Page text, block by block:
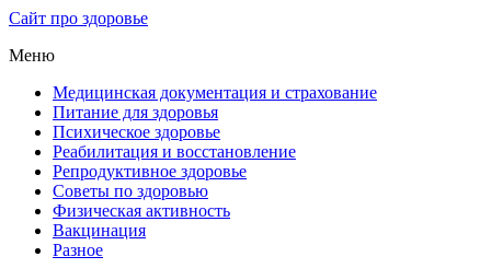
Сайт про здоровье
Меню
Медицинская документация и страхование
Питание для здоровья
Психическое здоровье
Реабилитация и восстановление
Репродуктивное здоровье
Советы по здоровью
Физическая активность
Вакцинация
Разное